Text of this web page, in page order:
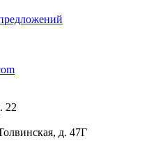
22
д. 47Г